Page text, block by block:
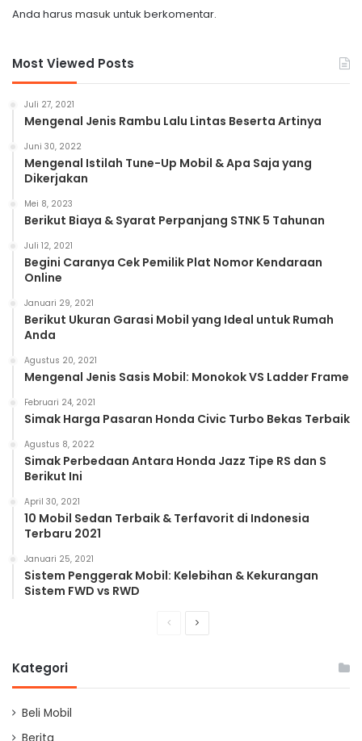
Anda harus masuk untuk berkomentar.
Most Viewed Posts
Juli 27, 2021
Mengenal Jenis Rambu Lalu Lintas Beserta Artinya
Juni 30, 2022
Mengenal Istilah Tune-Up Mobil & Apa Saja yang
Dikerjakan
Mei 8, 2023
Berikut Biaya & Syarat Perpanjang STNK 5 Tahunan
Juli 12, 2021
Begini Caranya Cek Pemilik Plat Nomor Kendaraan
Online
Januari 29, 2021
Berikut Ukuran Garasi Mobil yang Ideal untuk Rumah
Anda
Agustus 20, 2021
Mengenal Jenis Sasis Mobil: Monokok VS Ladder Frame
Februari 24, 2021
Simak Harga Pasaran Honda Civic Turbo Bekas Terbaik
Agustus 8, 2022
Simak Perbedaan Antara Honda Jazz Tipe RS dan S
Berikut Ini
April 30, 2021
10 Mobil Sedan Terbaik & Terfavorit di Indonesia
Terbaru 2021
Januari 25, 2021
Sistem Penggerak Mobil: Kelebihan & Kekurangan
Sistem FWD vs RWD
PreviousNext
Kategori
Beli Mobil